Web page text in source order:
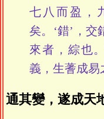
七八而盈，
矣。‘錯’，交
來者，綜也
義，生蓍成易
通其變，遂成天